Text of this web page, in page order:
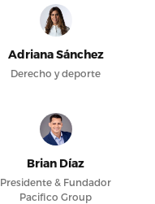
Adriana Sánchez
Derecho y deporte
Brian Díaz
Presidente & Fundador
Pacifico Group